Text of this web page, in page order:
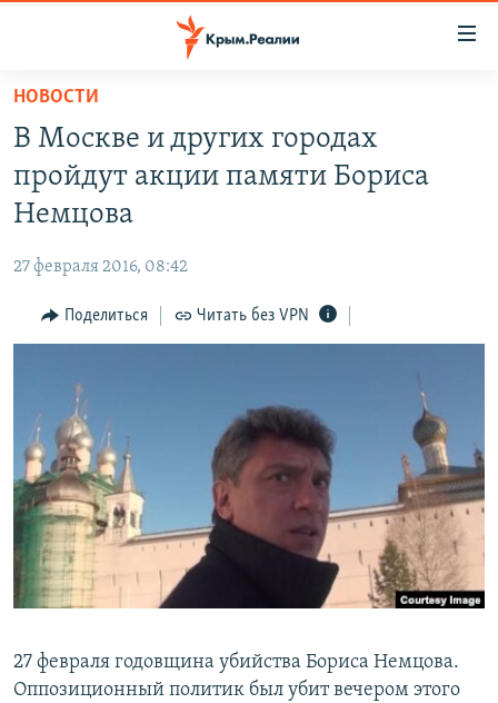
Вернуться
основному
содержанию
Вернутся
главной
навигации
Вернутся
11 ЛЕТ ОККУПАЦИИ КРЫМА. 11 ИСТОРИЙ СОПРОТИВЛЕНИЯ
ВОДА
ЕЩЕ
ИНТЕРАКТИВ
ТЕЛЕПРОЕКТ КРЫМ.РЕАЛИИ
СОВЕТЫ ПРАВОЗАЩИТНИКОВ
ПРОПАВШИЕ БЕЗ ВЕСТИ
ПОБЕДИТЕЛЕЙ НЕ СУДЯТ?
КРЫМ.НЕПОКОРЕННЫЙ
ELIFBE
РАДІО СВОБОДА
Українською
Qırımtatar
ПРИСОЕДИНЯЙТЕСЬ!
Все сайты RFE/RL
НОВОСТИ
В Москве и других городах
пройдут акции памяти Бориса
Немцова
27 февраля 2016, 08:42
Поделиться Читать без VPN
27 февраля годовщина убийства Бориса Немцова.
Оппозиционный политик был убит вечером этого